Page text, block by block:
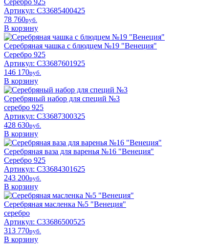
Артикул: С33685400425
78 760pyб.
В корзину
Серебряная чашка с блюдцем №19 "Венеция"
Серебро 925
Артикул: С33687601925
146 170pyб.
В корзину
Серебряный набор для специй №3
серебро 925
Артикул: С33687300325
428 630pyб.
В корзину
Серебряная ваза для варенья №16 "Венеция"
Серебро 925
Артикул: С33684301625
243 200pyб.
В корзину
Серебряная масленка №5 "Венеция"
серебро
Артикул: С33686500525
313 770pyб.
В корзину